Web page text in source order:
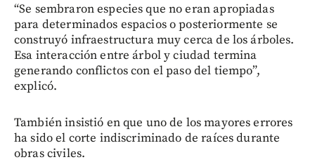
“Se sembraron especies que no eran apropiadas
para determinados espacios o posteriormente se
construyó infraestructura muy cerca de los árboles.
Esa interacción entre árbol y ciudad termina
generando conflictos con el paso del tiempo”,
explicó.
También insistió en que uno de los mayores errores
ha sido el corte indiscriminado de raíces durante
obras civiles.